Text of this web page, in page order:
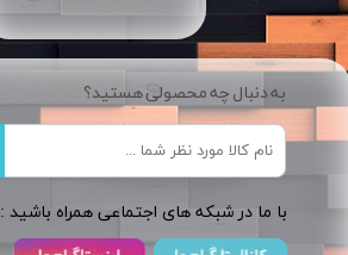
به دنبال چه محصولی هستید؟
​​با ما در شبکه های اجتماعی همراه باشید :